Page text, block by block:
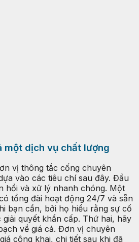
một dịch vụ chất lượng
vị thông tắc cống chuyên
vào các tiêu chí sau đây. Đầu
hồi và xử lý nhanh chóng. Một
tổng đài hoạt động 24/7 và sẵn
bạn cần, bởi họ hiểu rằng sự cố
quyết khẩn cấp. Thứ hai, hãy
về giá cả. Đơn vị chuyên
công khai, chi tiết sau khi đã